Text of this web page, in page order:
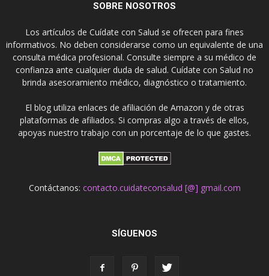
SOBRE NOSOTROS
Los artículos de Cuídate con Salud se ofrecen para fines
informativos. No deben considerarse como un equivalente de una
consulta médica profesional. Consulte siempre a su médico de
confianza ante cualquier duda de salud. Cuídate con Salud no
brinda asesoramiento médico, diagnóstico o tratamiento.
El blog utiliza enlaces de afiliación de Amazon y de otras
plataformas de afiliados. Si compras algo a través de ellos,
apoyas nuestro trabajo con un porcentaje de lo que gastes.
Contáctanos: contacto.cuidateconsalud [@] gmail.com
SÍGUENOS